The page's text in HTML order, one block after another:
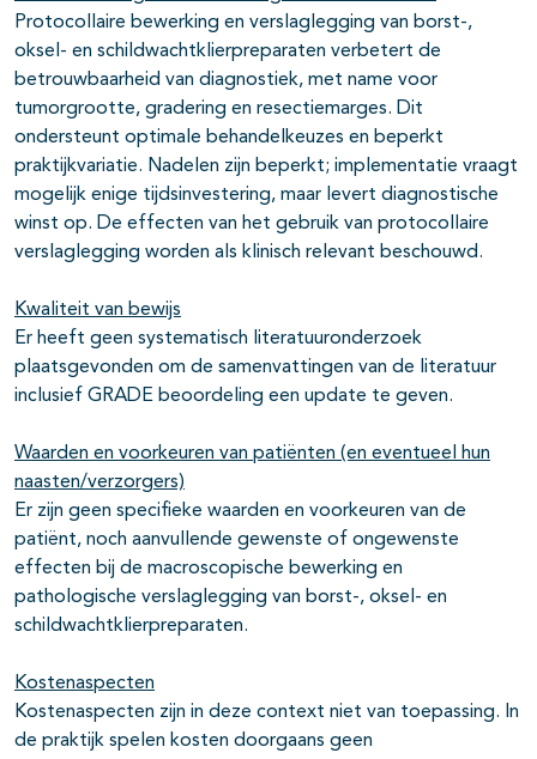
Protocollaire bewerking en verslaglegging van borst-,
oksel- en schildwachtklierpreparaten verbetert de
betrouwbaarheid van diagnostiek, met name voor
tumorgrootte, gradering en resectiemarges. Dit
ondersteunt optimale behandelkeuzes en beperkt
praktijkvariatie. Nadelen zijn beperkt; implementatie vraagt
mogelijk enige tijdsinvestering, maar levert diagnostische
winst op. De effecten van het gebruik van protocollaire
verslaglegging worden als klinisch relevant beschouwd.
Kwaliteit van bewijs
Er heeft geen systematisch literatuuronderzoek
plaatsgevonden om de samenvattingen van de literatuur
inclusief GRADE beoordeling een update te geven.
Waarden en voorkeuren van patiënten (en eventueel hun
naasten/verzorgers)
Er zijn geen specifieke waarden en voorkeuren van de
patiënt, noch aanvullende gewenste of ongewenste
effecten bij de macroscopische bewerking en
pathologische verslaglegging van borst-, oksel- en
schildwachtklierpreparaten.
Kostenaspecten
Kostenaspecten zijn in deze context niet van toepassing. In
de praktijk spelen kosten doorgaans geen